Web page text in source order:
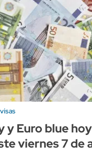
y Euro blue
viernes 7 de